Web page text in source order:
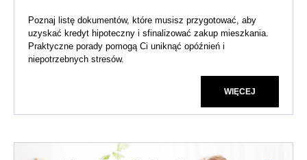
Poznaj listę dokumentów, które musisz przygotować, aby
uzyskać kredyt hipoteczny i sfinalizować zakup mieszkania.
Praktyczne porady pomogą Ci uniknąć opóźnień i
niepotrzebnych stresów.
WIĘCEJ